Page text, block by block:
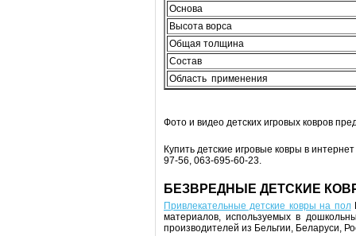
Основа
Высота ворса
Общая толщина
Состав
Область применения
Фото и видео детских игровых ковров
Купить детские игровые ковры в
97-56, 063-695-60-23.
БЕЗВРЕДНЫЕ ДЕТСКИЕ
Привлекательные детские ковры на пол
материалов, используемых в
производителей из Бельгии, Беларуси,